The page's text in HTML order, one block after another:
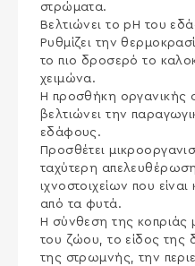
στρώματα.
Βελτιώνει το pH του
Ρυθμίζει την
το πιο δροσερό το
χειμώνα.
Η προσθήκη οργανικής
βελτιώνει την
εδάφους.
Προσθέτει
ταχύτερη
ιχνοστοιχείων που
από τα φυτά.
Η σύνθεση της κοπριάς
του ζώου, το είδος της
της στρωμνής, την